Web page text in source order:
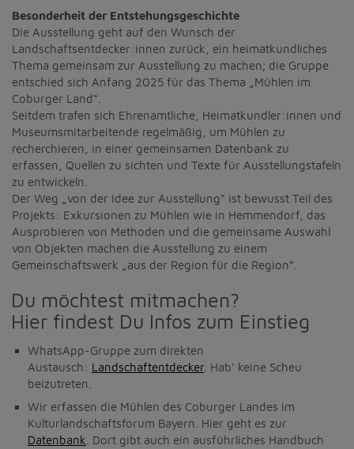
Seitenaufrufe als Statistik. Die hierdurch gespeicherten Daten werden
ausschließlich auf unseren eigenen Servern gespeichert. Eine
Übertragung an Dritte erfolgt nicht. Wir verwenden die Funktion
AnonymizeIP zur Anonymisierung Ihrer IP-Adresse, so dass diese gekürzt
wird und nicht mehr Ihrem Besuch auf unserer Internetseite zugeordnet
YouTube / Vimeo
Videos werden über die Plattformen YouTube oder Vimeo eingebunden.
Wir nutzen YouTube im erweiterten Datenschutzmodus. Dieser Modus
bewirkt laut YouTube, dass YouTube keine Informationen über die
Besucher auf dieser Website speichert, bevor diese sich das Video
ansehen.
Eingebundene Inhalte
Optional sind externe Inhalte auf den Seiten dieser Website
eingebunden. Das können Kartendienste wie z.B. Google Maps sein
Besonderheit der Entstehungsgeschichte
Die Ausstellung geht auf den Wunsch der
Landschaftsentdecker:innen zurück, ein heimatkundliches
Thema gemeinsam zur Ausstellung zu machen; die Gruppe
entschied sich Anfang 2025 für das Thema „Mühlen im
Coburger Land“.
Seitdem trafen sich Ehrenamtliche, Heimatkundler:innen und
Museumsmitarbeitende regelmäßig, um Mühlen zu
recherchieren, in einer gemeinsamen Datenbank zu
erfassen, Quellen zu sichten und Texte für Ausstellungstafeln
zu entwickeln.
Der Weg „von der Idee zur Ausstellung“ ist bewusst Teil des
Projekts: Exkursionen zu Mühlen wie in Hemmendorf, das
Ausprobieren von Methoden und die gemeinsame Auswahl
von Objekten machen die Ausstellung zu einem
Gemeinschaftswerk „aus der Region für die Region“.
Du möchtest mitmachen?
Hier findest Du Infos zum Einstieg
WhatsApp-Gruppe zum direkten
Austausch: Landschaftentdecker . Hab' keine Scheu
beizutreten.
Wir erfassen die Mühlen des Coburger Landes im
Kulturlandschaftsforum Bayern. Hier geht es zur
Datenbank . Dort gibt auch ein ausführliches Handbuch